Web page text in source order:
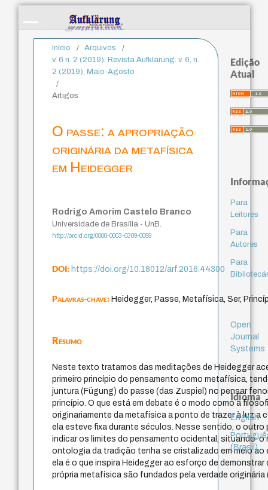
Início / Arquivos
/
v. 6 n. 2 (2019): Revista Aufklärung. v. 6, n.
2 (2019), Maio-Agosto
/
Artigos
O passe: a apropriação
originária da metafísica
em Heidegger
Rodrigo Amorim Castelo Branco
Universidade de Brasília - UnB.
http://orcid.org/0000-0003-0309-0059
DOI:https://doi.org/10.18012/arf.2016.44300
Palavras-chave:Heidegger, Passe, Metafísica, Ser,
Resumo
Neste texto tratamos das meditações de Heidegger
primeiro princípio do pensamento como metafísica,
juntura (Fügung) do passe (das Zuspiel) no pensar
princípio. O que está em debate é o modo como a
originariamente da metafísica a ponto de trazer à luz a
ela esteve fixa durante séculos. Nesse sentido, o outro
indicar os limites do pensamento ocidental, situando-o
ontologia da tradição tenha se cristalizado em meio ao
ela é o que inspira Heidegger ao esforço de demonstrar
própria metafísica são fundados pela verdade originária
Edição
Atual
Para
Leitores
Para
Autores
Para
Open
Journal
Systems
Idioma
English
(Brasil)